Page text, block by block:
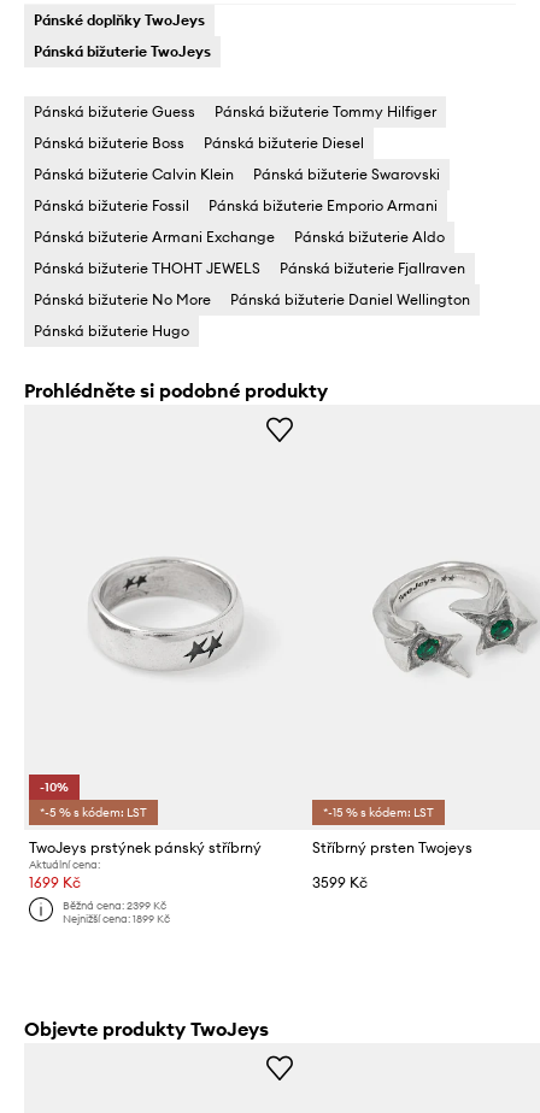
Pánské doplňky TwoJeys
Pánská bižuterie TwoJeys
Pánská bižuterie Guess
Pánská bižuterie Tommy Hilfiger
Pánská bižuterie Boss
Pánská bižuterie Diesel
Pánská bižuterie Calvin Klein
Pánská bižuterie Swarovski
Pánská bižuterie Fossil
Pánská bižuterie Emporio Armani
Pánská bižuterie Armani Exchange
Pánská bižuterie Aldo
Pánská bižuterie THOHT JEWELS
Pánská bižuterie Fjallraven
Pánská bižuterie No More
Pánská bižuterie Daniel Wellington
Pánská bižuterie Hugo
Prohlédněte si podobné produkty
-10%
*-5 % s kódem: LST
TwoJeys prstýnek pánský stříbrný
Aktuální cena:
1699 Kč
Běžná cena:2399 Kč
Nejnižší cena:1899 Kč
*-15 % s kódem: LST
Stříbrný prsten Twojeys
3599 Kč
Objevte produkty TwoJeys